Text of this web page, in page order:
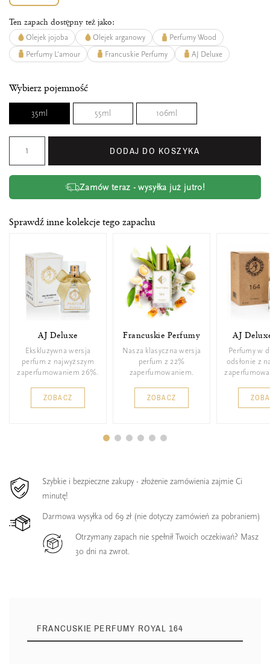
Ten zapach dostępny też jako:
Olejek jojoba Olejek arganowy
Perfumy Wood
Perfumy L'amour
Francuskie Perfumy AJ Deluxe
Wybierz pojemność
35ml 55ml 106ml
DODAJ DO KOSZYKA
Zamów teraz - wysyłka już jutro!
Sprawdź inne kolekcje tego zapachu
AJ Deluxe
Ekskluzywna wersja
perfum z najwyższym
zaperfumowaniem 26%.
ZOBACZ
Francuskie Perfumy
Nasza klasyczna wersja
perfum z 22%
zaperfumowaniem.
ZOBACZ
AJ
Perfumy w
odsłonie z
Szybkie i bezpieczne zakupy - złożenie zamówienia zajmie Ci
minutę!
Darmowa wysyłka od 69 zł (nie dotyczy zamówień za pobraniem)
Otrzymany zapach nie spełnił Twoich oczekiwań? Masz
30 dni na zwrot.
FRANCUSKIE PERFUMY ROYAL 164